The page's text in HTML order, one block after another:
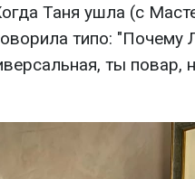
Таня ушла (с
типо: "Почему
ты повар,